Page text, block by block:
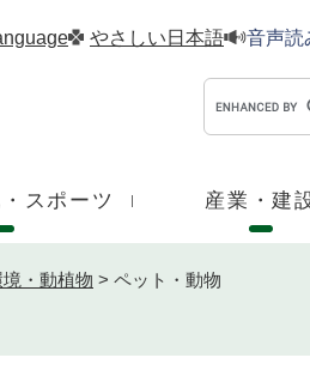
やさしい日本語 音声読
スポーツ 産業・建
・動植物 > ペット・動物